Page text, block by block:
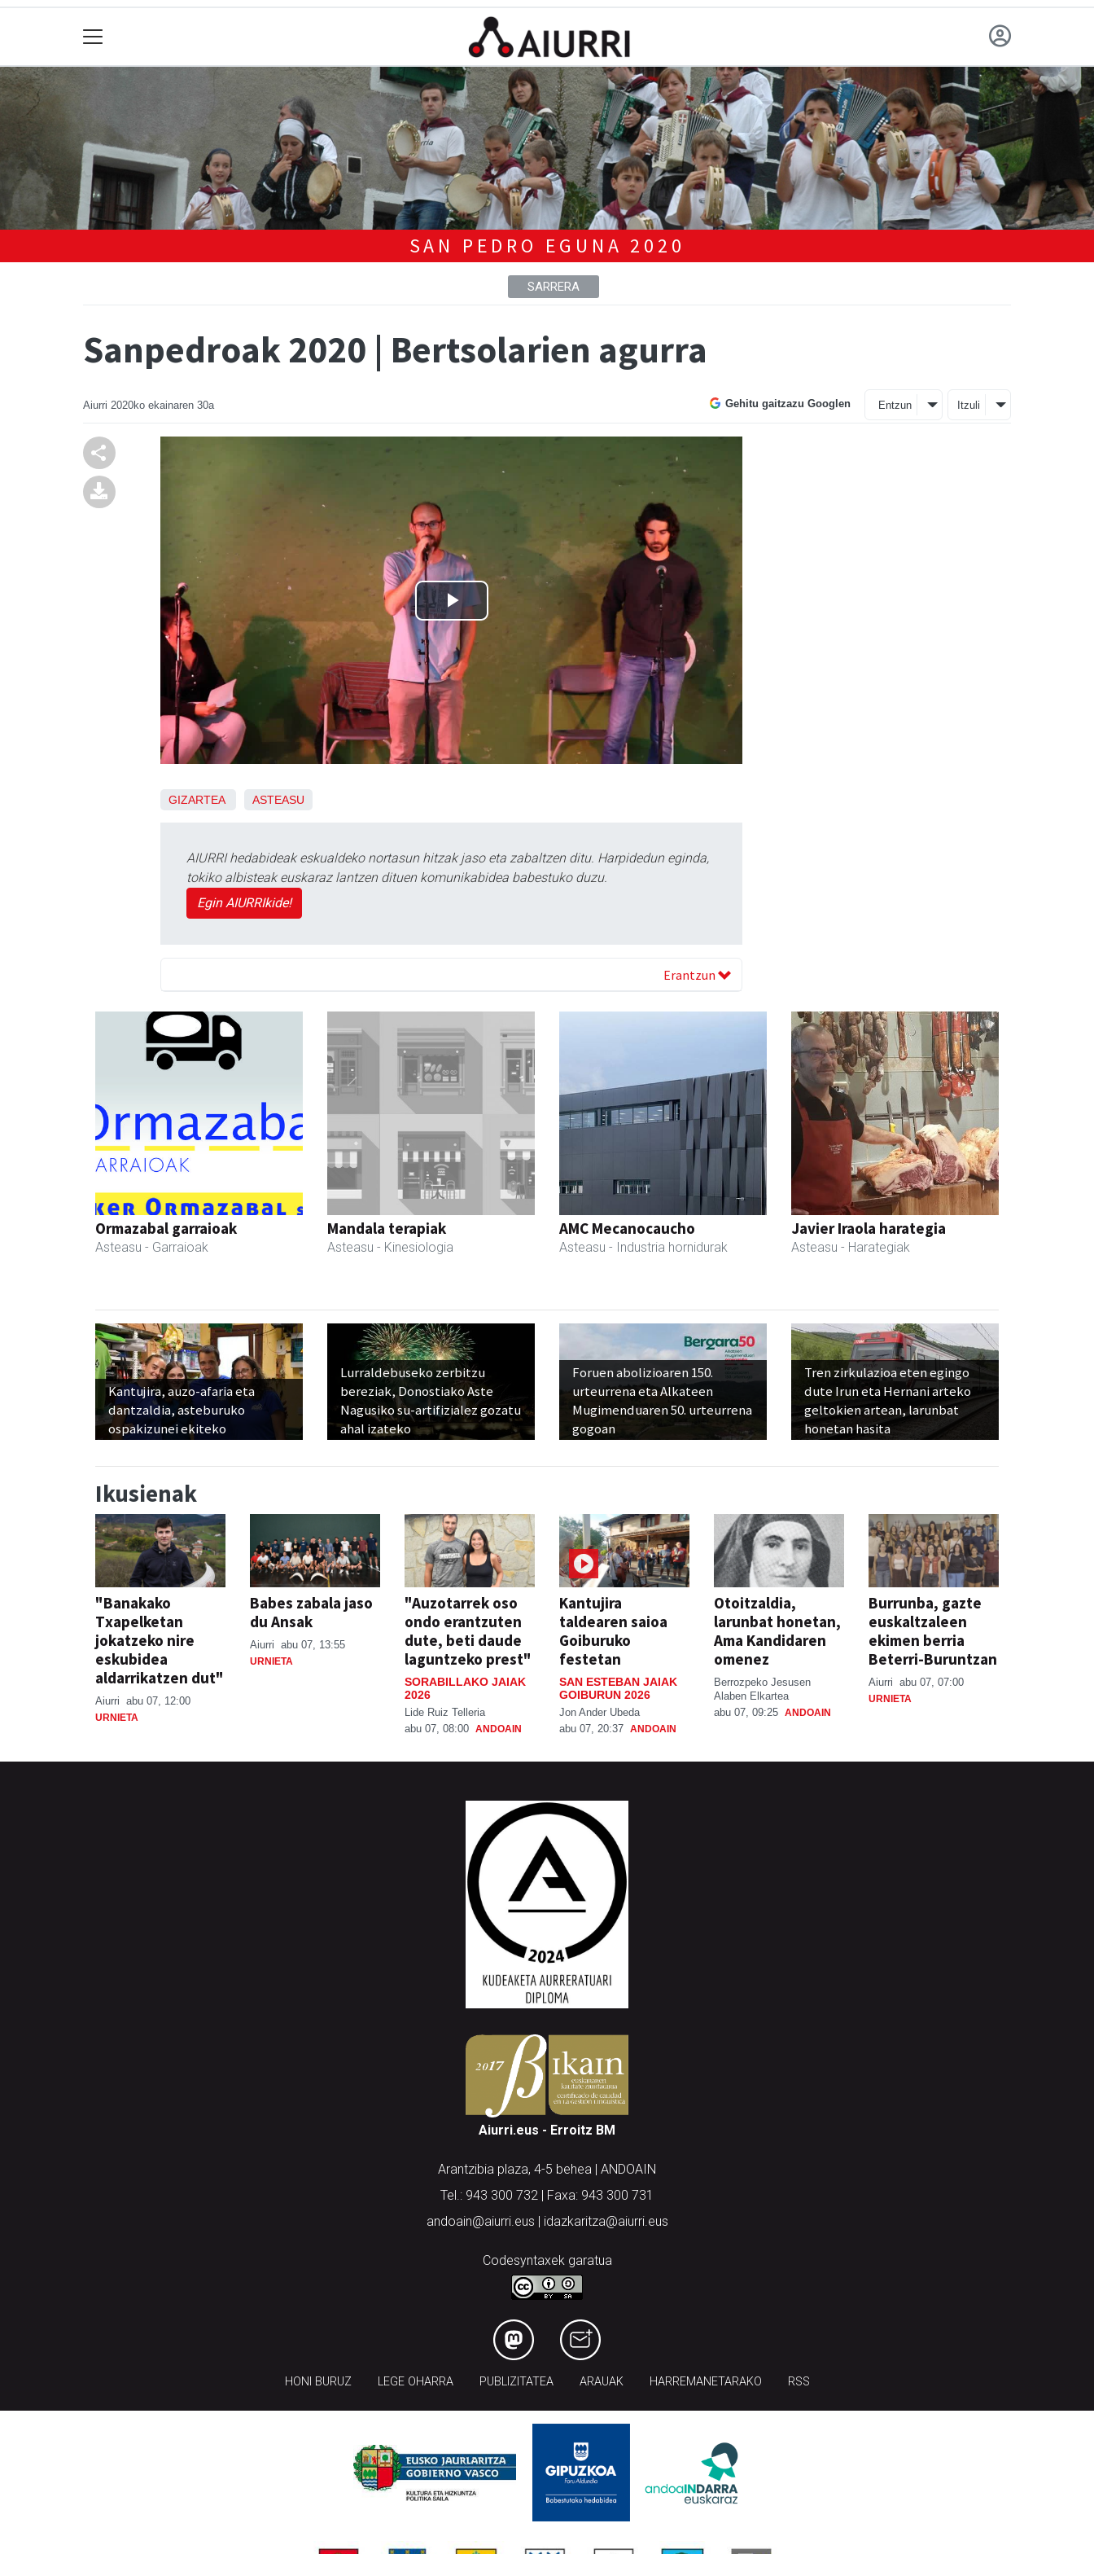
SAN PEDRO EGUNA 2020
SARRERA
Sanpedroak 2020 | Bertsolarien agurra
Aiurri 2020ko ekainaren 30a Gehitu gaitzazu Googlen Entzun Itzuli
GIZARTEA ASTEASU
AIURRI hedabideak eskualdeko nortasun hitzak jaso eta zabaltzen ditu. Harpidedun eginda,
tokiko albisteak euskaraz lantzen dituen komunikabidea babestuko duzu.
Egin AIURRIkide!
Erantzun
Ormazabal garraioak
Asteasu - Garraioak
Mandala terapiak
Asteasu - Kinesiologia
AMC Mecanocaucho
Asteasu - Industria hornidurak
Javier Iraola harategia
Asteasu - Harategiak
Kantujira, auzo-afaria eta
dantzaldia, asteburuko
ospakizunei ekiteko
Lurraldebuseko zerbitzu
bereziak, Donostiako Aste
Nagusiko su-artifizialez gozatu
ahal izateko
Foruen abolizioaren 150.
urteurrena eta Alkateen
Mugimenduaren 50. urteurrena
gogoan
Tren zirkulazioa eten egingo
dute Irun eta Hernani arteko
geltokien artean, larunbat
honetan hasita
Ikusienak
"Banakako
Txapelketan
jokatzeko nire
eskubidea
aldarrikatzen dut"
Aiurri abu 07, 12:00
URNIETA
Babes zabala jaso
du Ansak
Aiurri abu 07, 13:55
URNIETA
"Auzotarrek oso
ondo erantzuten
dute, beti daude
laguntzeko prest"
SORABILLAKO JAIAK
2026
Lide Ruiz Telleria
abu 07, 08:00 ANDOAIN
Kantujira
taldearen saioa
Goiburuko
festetan
SAN ESTEBAN JAIAK
GOIBURUN 2026
Jon Ander Ubeda
abu 07, 20:37 ANDOAIN
Otoitzaldia,
larunbat honetan,
Ama Kandidaren
omenez
Berrozpeko Jesusen
Alaben Elkartea
abu 07, 09:25 ANDOAIN
Burrunba, gazte
euskaltzaleen
ekimen berria
Beterri-Buruntzan
Aiurri abu 07, 07:00
URNIETA
Aiurri.eus - Erroitz BM
Arantzibia plaza, 4-5 behea | ANDOAIN
Tel.: 943 300 732 | Faxa: 943 300 731
andoain@aiurri.eus | idazkaritza@aiurri.eus
Codesyntaxek garatua
HONI BURUZ LEGE OHARRA PUBLIZITATEA ARAUAK HARREMANETARAKO RSS